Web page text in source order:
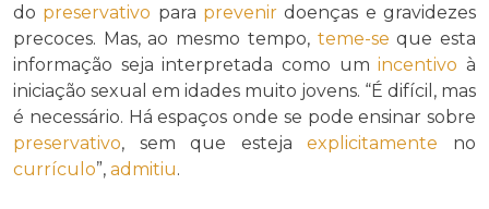
do preservativo para prevenir doenças e gravidezes
precoces. Mas, ao mesmo tempo, teme-se que esta
informação seja interpretada como umincentivo à
iniciação sexual em idades muito jovens. “É difícil, mas
é necessário. Há espaços onde se pode ensinar sobre
preservativo, sem que estejaexplicitamente no
currículo”, admitiu.